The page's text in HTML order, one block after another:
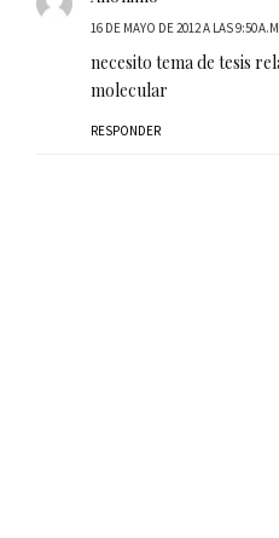
16 DE MAYO DE 2012 A LAS 9:50
necesito tema de tesis
molecular
RESPONDER